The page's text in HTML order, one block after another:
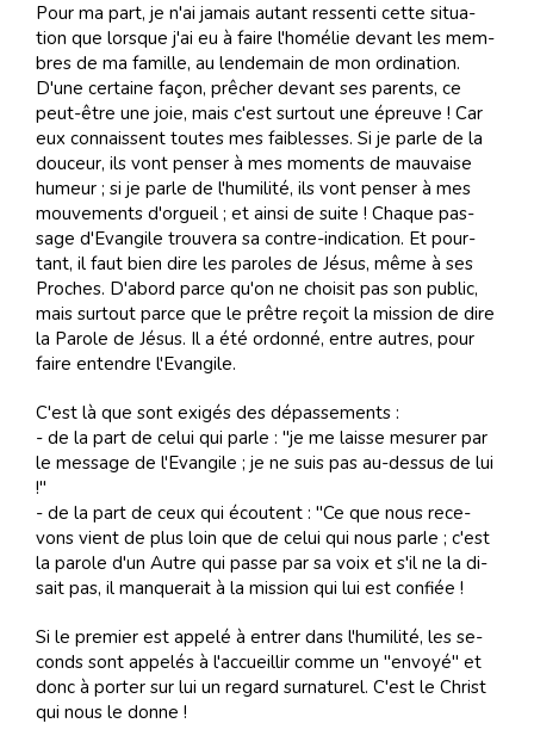
Pour ma part, je n'ai ja­mais au­tant res­sen­ti cette si­tua­
tion que lors­que j'ai eu à faire l'ho­mé­lie de­vant les mem­
bres de ma fa­mille, au len­de­main de mon or­di­na­tion.
D'une cer­taine fa­çon, prê­cher de­vant ses pa­rents, ce
peut-être une joie, mais c'est sur­tout une épreuve ! Car
eux con­nais­sent tou­tes mes fai­bles­ses. Si je parle de la
dou­ceur, ils vont pen­ser à mes mo­ments de mau­vaise
hu­meur ; si je parle de l'hu­mi­li­té, ils vont pen­ser à mes
mou­ve­ments d'or­gueil ; et ain­si de suite ! Cha­que pas­
sage d'Evan­gile trou­ve­ra sa con­tre-in­di­ca­tion. Et pour­
tant, il faut bien dire les pa­ro­les de Jé­sus, même à ses
Pro­ches. D'abord parce qu'on ne choi­sit pas son pu­blic,
mais sur­tout parce que le prê­tre re­çoit la mis­sion de dire
la Pa­role de Jé­sus. Il a été or­don­né, en­tre au­tres, pour
faire en­ten­dre l'Evan­gile.
C'est là que sont exi­gés des dé­pas­se­ments :
- de la part de ce­lui qui parle : "je me laisse me­su­rer par
le mes­sage de l'Evan­gile ; je ne suis pas au-des­sus de lui
!"
- de la part de ceux qui écou­tent : "Ce que nous re­ce­
vons vient de plus loin que de ce­lui qui nous parle ; c'est
la pa­role d'un Au­tre qui passe par sa voix et s'il ne la di­
sait pas, il man­que­rait à la mis­sion qui lui est con­fiée !
Si le pre­mier est ap­pe­lé à en­trer dans l'hu­mi­li­té, les se­
conds sont ap­pe­lés à l'ac­cueillir comme un "en­voyé" et
donc à por­ter sur lui un re­gard sur­na­tu­rel. C'est le Christ
qui nous le donne !